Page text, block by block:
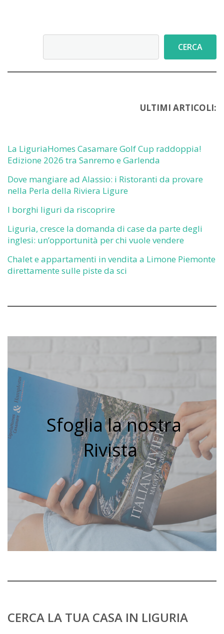
CERCA
ULTIMI ARTICOLI:
La LiguriaHomes Casamare Golf Cup raddoppia!
Edizione 2026 tra Sanremo e Garlenda
Dove mangiare ad Alassio: i Ristoranti da provare
nella Perla della Riviera Ligure
I borghi liguri da riscoprire
Liguria, cresce la domanda di case da parte degli
inglesi: un’opportunità per chi vuole vendere
Chalet e appartamenti in vendita a Limone Piemonte
direttamente sulle piste da sci
Sfoglia la nostra
Rivista
CERCA LA TUA CASA IN LIGURIA